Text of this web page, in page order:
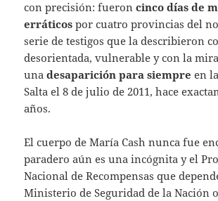
con precisión: fueroncinco días de
erráticos por cuatro provincias del
serie de testigos que la describieron
desorientada, vulnerable y con la
una desaparición para siempreen
Salta el 8 de julio de 2011, hace
años.
El cuerpo de María Cash nunca fue
paradero aún es una incógnita y el
Nacional de Recompensas que
Ministerio de Seguridad de la Nación